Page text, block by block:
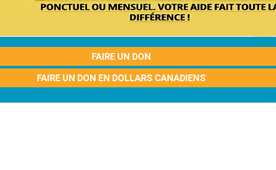
FAIRE UN DON
FAIRE UN DON EN DOLLARS CANADIENS